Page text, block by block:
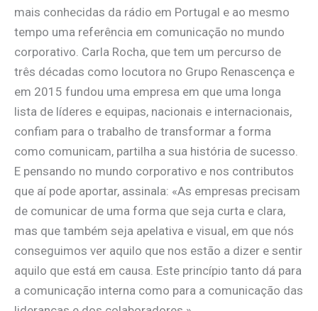
mais conhecidas da rádio em Portugal e ao mesmo
tempo uma referência em comunicação no mundo
corporativo. Carla Rocha, que tem um percurso de
três décadas como locutora no Grupo Renascença e
em 2015 fundou uma empresa em que uma longa
lista de líderes e equipas, nacionais e internacionais,
confiam para o trabalho de transformar a forma
como comunicam, partilha a sua história de sucesso.
E pensando no mundo corporativo e nos contributos
que aí pode aportar, assinala: «As empresas precisam
de comunicar de uma forma que seja curta e clara,
mas que também seja apelativa e visual, em que nós
conseguimos ver aquilo que nos estão a dizer e sentir
aquilo que está em causa. Este princípio tanto dá para
a comunicação interna como para a comunicação das